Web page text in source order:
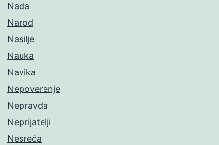
Nada
Narod
Nasilje
Nauka
Navika
Nepoverenje
Nepravda
Neprijatelji
Nesreća